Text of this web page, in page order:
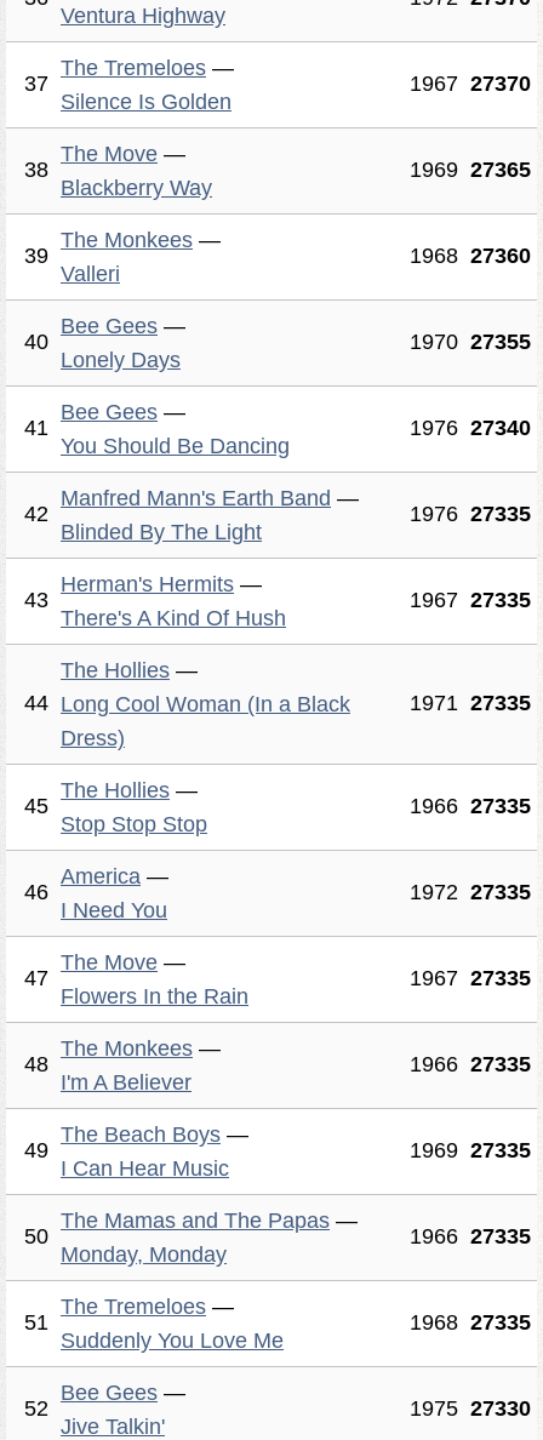
Ventura Highway
37
The Tremeloes —
Silence Is Golden
1967 27370
38
The Move —
Blackberry Way
1969 27365
39
The Monkees —
Valleri
1968 27360
40
Bee Gees —
Lonely Days
1970 27355
41
Bee Gees —
You Should Be Dancing
1976 27340
42
Manfred Mann's Earth Band —
Blinded By The Light
1976 27335
43
Herman's Hermits —
There's A Kind Of Hush
1967 27335
44
The Hollies —
Long Cool Woman (In a Black
Dress)
1971 27335
45
The Hollies —
Stop Stop Stop
1966 27335
46
America —
I Need You
1972 27335
47
The Move —
Flowers In the Rain
1967 27335
48
The Monkees —
I'm A Believer
1966 27335
49
The Beach Boys —
I Can Hear Music
1969 27335
50
The Mamas and The Papas —
Monday, Monday
1966 27335
51
The Tremeloes —
Suddenly You Love Me
1968 27335
52
Bee Gees —
Jive Talkin'
1975 27330